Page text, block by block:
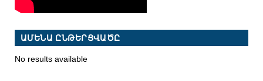
ԱՄԵՆԱ ԸՆԹԵՐՑՎԱԾԸ
No results available